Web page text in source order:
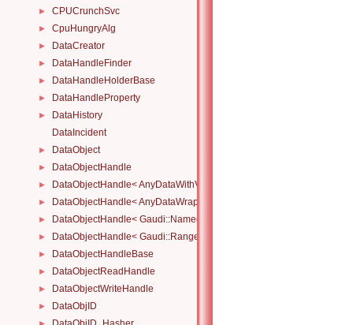
► CPUCrunchSvc
► CpuHungryAlg
► DataCreator
► DataHandleFinder
► DataHandleHolderBase
► DataHandleProperty
►
DataHistory
DataIncident
► DataObject
► DataObjectHandle
► DataObjectHandle< AnyDataWithViewWrapper< View, Owned > >
► DataObjectHandle< AnyDataWrapper< T > >
► DataObjectHandle< Gaudi::NamedRange_< T > >
► DataObjectHandle< Gaudi::Range_< T > >
► DataObjectHandleBase
► DataObjectReadHandle
► DataObjectWriteHandle
► DataObjID